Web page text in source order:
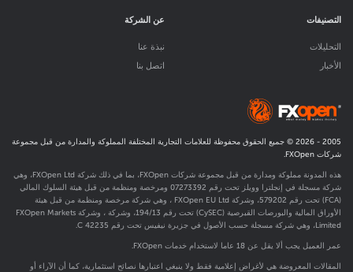
التصنيفات
التحليلات
الأخبار
عن الشركة
نبذة عنا
اتصل بنا
2005 -
2026 © جميع الحقوق محفوظة للعلامات التجارية المختلفة المملوكة والمدارة من قبل مجموعة
شركات FXOpen.
هذه المدونة مملوكة ومدارة من قبل مجموعة شركات FXOpen، بما في ذلك شركة FXOpen Ltd، وهي
شركة مسجلة في إنجلترا وويلز تحت رقم 07273392 ومرخصة ومنظمة من قبل هيئة السلوك المالي
(FCA) تحت رقم
579202
، وشركة FXOpen EU Ltd ، وهي شركة مرخصة ومنظمة من قبل هيئة
الأوراق المالية والبورصات القبرصية (CySEC) تحت رقم 194/13، وشركة ، وشركة FXOpen Markets
Limited، وهي شركة مسجلة حسب الأصول في جزيرة نيفيس تحت رقم C 42235.
عمر العميل يجب ألا يقل عن 18 عاما لاستخدام خدمات FXOpen.
المقالات المعروضة هي لأغراض إعلامية فقط ولا ينبغي اعتبارها نصائح استثمارية، كما أن الآراء أو